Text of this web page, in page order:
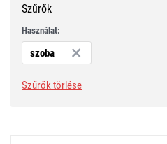
Szűrők
Használat:
szoba
Szűrők törlése